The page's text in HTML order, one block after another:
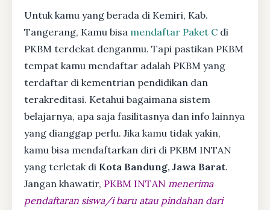
Untuk kamu yang berada di Kemiri, Kab.
Tangerang, Kamu bisa mendaftar Paket C di
PKBM terdekat denganmu. Tapi pastikan PKBM
tempat kamu mendaftar adalah PKBM yang
terdaftar di kementrian pendidikan dan
terakreditasi. Ketahui bagaimana sistem
belajarnya, apa saja fasilitasnya dan info lainnya
yang dianggap perlu. Jika kamu tidak yakin,
kamu bisa mendaftarkan diri di PKBM INTAN
yang terletak di Kota Bandung, Jawa Barat.
Jangan khawatir, PKBM INTAN menerima
pendaftaran siswa/i baru atau pindahan dari